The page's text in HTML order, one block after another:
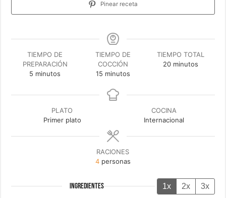
Pinear receta
TIEMPO DE
PREPARACIÓN
5 minutos
minutos
TIEMPO DE
COCCIÓN
15minutos
minutos
TIEMPO TOTAL
20minutos
minutos
PLATO
Primer plato
COCINA
Internacional
RACIONES
4 personas
INGREDIENTES 1x 2x 3x